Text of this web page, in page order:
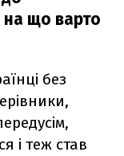
на що варто
без
і теж став